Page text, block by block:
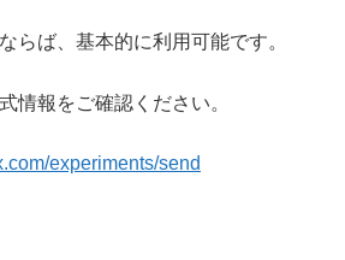
らば、基本的に利用可能です。
情報をご確認ください。
experiments/send